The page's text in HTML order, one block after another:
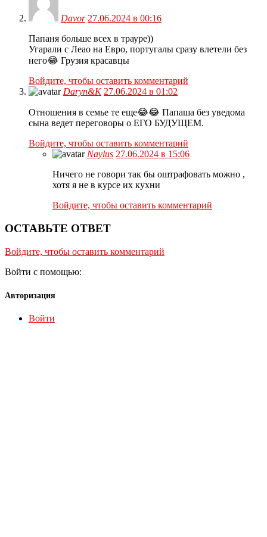
Davor 27.06.2024 в 00:16
Папаня больше всех в трауре))
Угарали с Леао на Евро, португалы сразу влетели без
него😂 Грузия красавцы
Войдите, чтобы оставить комментарий
Daryn&K 27.06.2024 в 01:02
Отношения в семье те еще😂😂 Папаша без уведома
сына ведет переговоры о ЕГО БУДУЩЕМ.
Войдите, чтобы оставить комментарий
Naylus 27.06.2024 в 15:06
Ничего не говори так бы оштрафовать можно ,
хотя я не в курсе их кухни
Войдите, чтобы оставить комментарий
ОСТАВЬТЕ ОТВЕТ
Войдите, чтобы оставить комментарий
Войти с помощью:
Авторизация
Войти